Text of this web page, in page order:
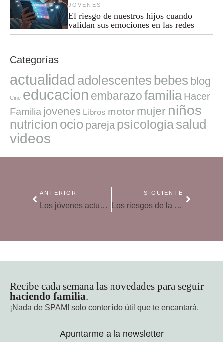
JOVENES
El riesgo de nuestros hijos cuando
validan sus emociones en las redes
Categorías
actualidad adolescentes bebes blog
Cine educacion embarazofamilia Hacer
Familia jovenes Libros motor mujer niños
nutricion ocio pareja psicologiasalud
videos
ANTERIOR
Los jóvenes actuales recuperan el optimismo por su futuro
SIGUIENTE
Los riesgos de la adolescencia prolongada
Recibe cada semana las novedades para seguir
haciendo familia.
¡Nada de SPAM! solo contenido útil que te encantará.
Apuntarme a la newsletter